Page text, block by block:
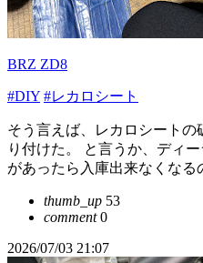
BRZ ZD8
#DIY #レカロシート
そう言えば、レカロシート
り付けた。 と言うか、ディ
があったら入庫出来なくなる
thumb_up 53
comment0
2026/07/03 21:07